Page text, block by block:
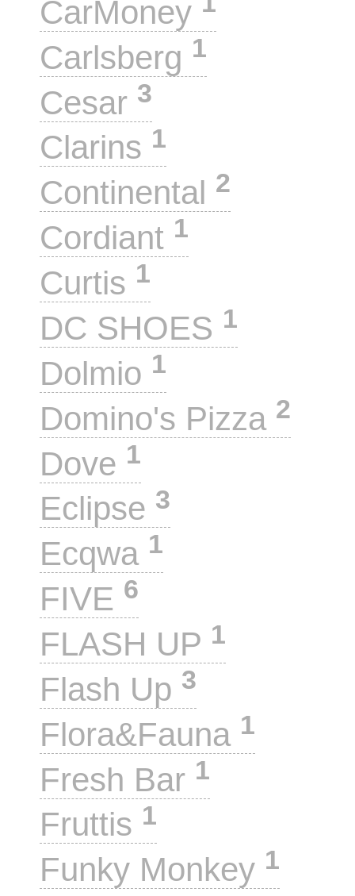
CarMoney
Carlsberg 1
Cesar 3
Clarins 1
Continental 2
Cordiant 1
Curtis 1
DC SHOES 1
Dolmio 1
Domino's Pizza 2
Dove 1
Eclipse 3
Ecqwa 1
FIVE 6
FLASH UP 1
Flash Up 3
Flora&Fauna 1
Fresh Bar 1
Fruttis 1
Funky Monkey 1